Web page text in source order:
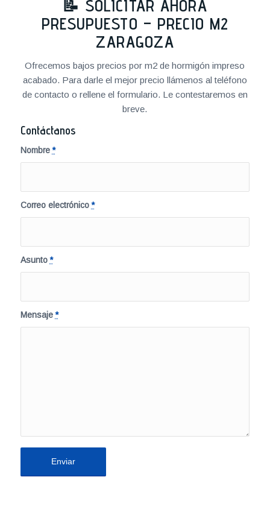
📝 SOLICITAR AHORA
PRESUPUESTO – PRECIO M2
ZARAGOZA
Ofrecemos bajos precios por m2 de hormigón impreso
acabado. Para darle el mejor precio llámenos al teléfono
de contacto o rellene el formulario. Le contestaremos en
breve.
Contáctanos
Nombre*
Correo electrónico*
Asunto*
Mensaje*